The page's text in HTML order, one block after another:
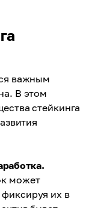
важным
В этом
стейкинга
может
их в